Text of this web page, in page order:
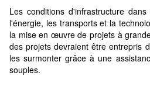
Les conditions d'infrastructure
l'énergie, les transports et la
la mise en œuvre de projets à
des projets devraient être entrepris
les surmonter grâce à une
souples.